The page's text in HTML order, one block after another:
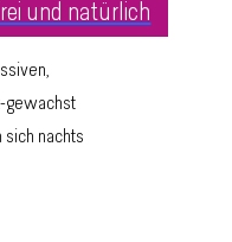
und natürlich
gewachst
sich nachts